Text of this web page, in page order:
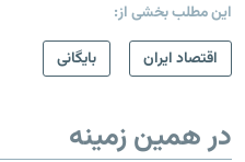
این مطلب بخشی از:
اقتصاد ایران
بایگانی
در همین زمینه